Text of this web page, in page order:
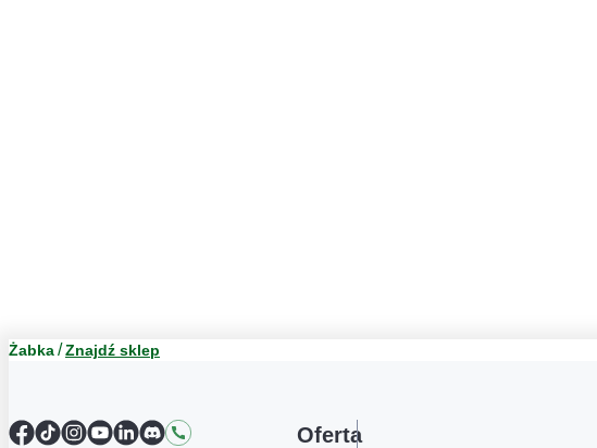
Żabka Znajdź sklep
Facebook
TikTokInstagram
YouTube
LinkedIn
DiscordKontakt Oferta